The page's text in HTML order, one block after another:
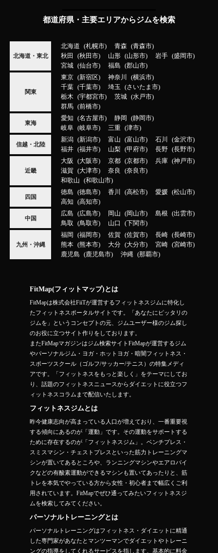
都道府県・主要エリアからジムを検索
北海道・東北
北海道 札幌市 青森
青森市
秋田
秋田市 山形 山形市 岩手
盛岡市
宮城
仙台市 福島 郡山市
関東
東京 新宿区 神奈川
横浜市
千葉
千葉市 埼玉
さいたま市
栃木
宇都宮市 茨城
水戸市
群馬
前橋市
東海
愛知 名古屋市 静岡
静岡市
岐阜
岐阜市 三重 津市
信越・北陸
新潟 新潟市 富山 富山市 石川
金沢市
福井
福井市 山梨 甲府市 長野 長野市
近畿
大阪 大阪市 京都 京都市 兵庫
神戸市
滋賀
大津市 奈良
奈良市
和歌山
和歌山市
四国
徳島 徳島市 香川 高松市 愛媛
松山市
高知
高知市
中国
広島 広島市 岡山 岡山市 島根
出雲市
鳥取
鳥取市 山口 下関市
九州・沖縄
福岡 福岡市 佐賀 佐賀市 長崎
長崎市
熊本
熊本市 大分 大分市 宮崎
宮崎市
鹿児島
鹿児島市 沖縄 那覇市
FitMap(フィットマップ)とは
FitMapは株式会社FiiTが運営するフィットネスジムに特化し
たフィットネスポータルサイトです。「あなたにピッタリの
ジムを」というコンセプトの元、ジムユーザー様のジム探し
のお役に立つサイト作りをしております。
またFitMapマガジンはジム検索サイトFitMapが運営するジム
やパーソナルジム・ヨガ・ホットヨガ・暗闇フィットネス・
スポーツスクール（ゴルフ/サッカー/テニス）の特集メディ
アです。「フィットネスをもっと楽しく」をテーマにしてお
り、話題のフィットネスニュースからダイエットに役立つフ
ィットネスコラムまで配信いたします。
フィットネスジムとは
昨今健康志向が高まっている人口が増えており、一番重要視
する傾向にあるのが「運動」です。その運動をサポートする
ために存在するのが「フィットネスジム」。ベンチプレス・
スミスマシン・チェストプレスといった筋力トレーニングマ
シンが置いてあるところや、ランニングマシンやエアロバイ
クなどの有酸素運動ができるマシンも置いてあったりと、筋
トレを本気でやっている方から女性・初心者まで幅広くご利
用されています。FitMapでぜひ通ってみたいフィットネスジ
ムを検索してみてください。
パーソナルトレーニングとは
パーソナルトレーニングはフィットネス・ダイエットに精通
した専門家があなたとマンツーマンでダイエットやトレーニ
ングの指導をしてくれるサービスを指します。基本的に料金